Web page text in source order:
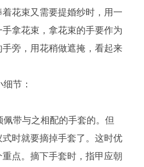
花束又需要提婚纱时，用一
拿花束，拿花束的手要作为
旁，用花稍做遮掩，看起来
节：
佩带与之相配的手套的。但
时就要摘掉手套了。这时优
点。摘下手套时，指甲应朝